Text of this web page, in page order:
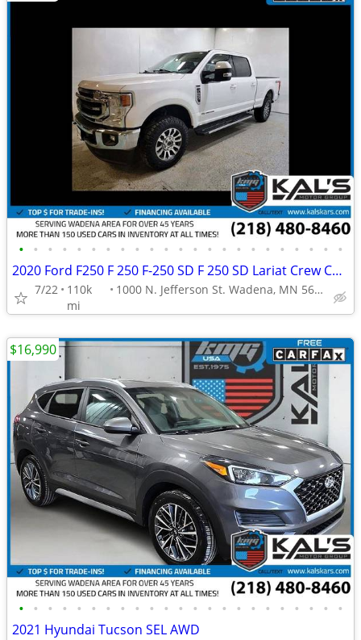
• • • • • • • • • • • • • • • • • • • • • • •
2020 Ford F250 F 250 F-250 SD F 250 SD Lariat Crew CabTruck
7/22
110k
mi
1000 N. Jefferson St. Wadena, MN 56482
• • • • • • • • • • • • • • • • • • • • • • •
2021 Hyundai Tucson SEL AWD
$16,990